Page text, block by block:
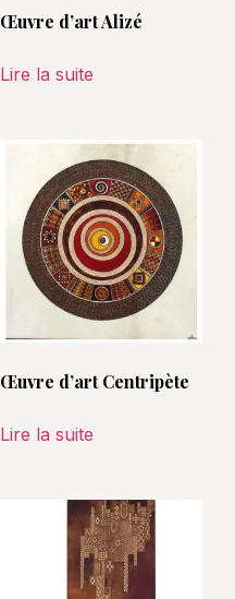
Œuvre d’art Alizé
Lire la suite
Œuvre d’art Centripète
Lire la suite